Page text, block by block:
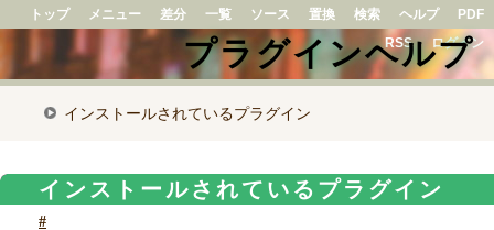
トップ メニュー 差分 一覧 ソース 置換 検索 ヘルプ
PDF
RSS
ログイン
プラグインヘルプ
インストールされているプラグイン
インストールされているプラグイン
#